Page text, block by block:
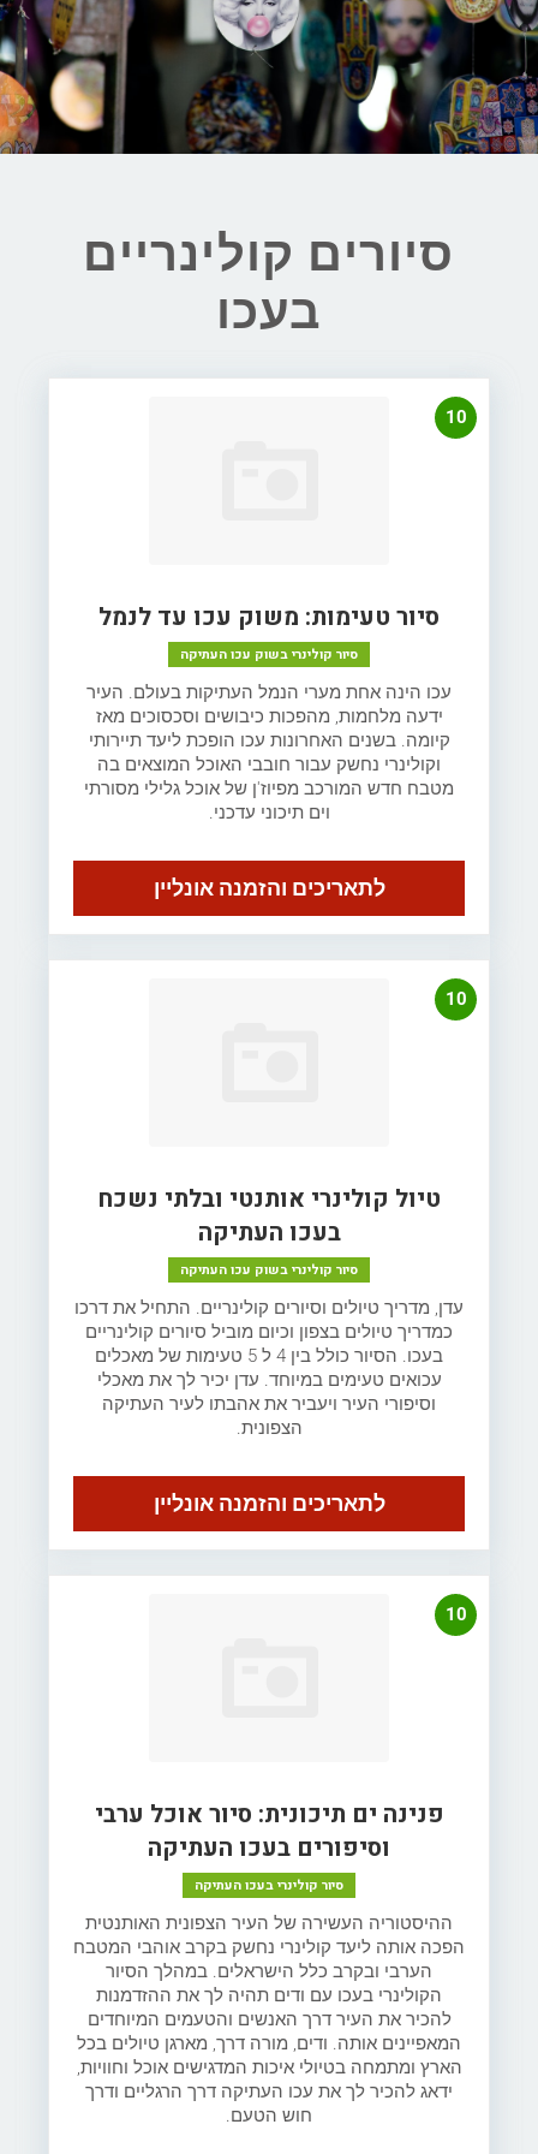
סיורים קולינריים
בעכו
10
סיור טעימות: משוק עכו עד לנמל
סיור קולינרי בשוק עכו העתיקה
עכו הינה אחת מערי הנמל העתיקות בעולם. העיר
ידעה מלחמות, מהפכות כיבושים וסכסוכים מאז
קיומה. בשנים האחרונות עכו הופכת ליעד תיירותי
וקולינרי נחשק עבור חובבי האוכל המוצאים בה
מטבח חדש המורכב מפיוז'ן של אוכל גלילי מסורתי
וים תיכוני עדכני.
לתאריכים והזמנה אונליין
10
טיול קולינרי אותנטי ובלתי נשכח
בעכו העתיקה
סיור קולינרי בשוק עכו העתיקה
עדן, מדריך טיולים וסיורים קולינריים. התחיל את דרכו
כמדריך טיולים בצפון וכיום מוביל סיורים קולינריים
בעכו. הסיור כולל בין 4 ל 5 טעימות של מאכלים
עכואים טעימים במיוחד. עדן יכיר לך את מאכלי
וסיפורי העיר ויעביר את אהבתו לעיר העתיקה
הצפונית.
לתאריכים והזמנה אונליין
10
פנינה ים תיכונית: סיור אוכל ערבי
וסיפורים בעכו העתיקה
סיור קולינרי בעכו העתיקה
ההיסטוריה העשירה של העיר הצפונית האותנטית
הפכה אותה ליעד קולינרי נחשק בקרב אוהבי המטבח
הערבי ובקרב כלל הישראלים. במהלך הסיור
הקולינרי בעכו עם ודים תהיה לך את ההזדמנות
להכיר את העיר דרך האנשים והטעמים המיוחדים
המאפיינים אותה. ודים, מורה דרך, מארגן טיולים בכל
הארץ ומתמחה בטיולי איכות המדגישים אוכל וחוויות,
ידאג להכיר לך את עכו העתיקה דרך הרגליים ודרך
חוש הטעם.